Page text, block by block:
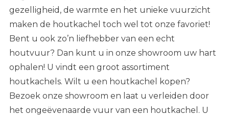
gezelligheid, de warmte en het unieke vuurzicht
maken de houtkachel toch wel tot onze favoriet!
Bent u ook zo’n liefhebber van een echt
houtvuur? Dan kunt u in onze showroom uw hart
ophalen! U vindt een groot assortiment
houtkachels. Wilt u een houtkachel kopen?
Bezoek onze showroom en laat u verleiden door
het ongeëvenaarde vuur van een houtkachel. U